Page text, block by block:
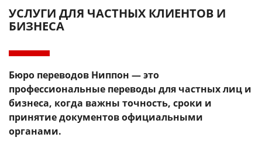
УСЛУГИ ДЛЯ ЧАСТНЫХ КЛИЕНТОВ И
БИЗНЕСА
Бюро переводов Ниппон — это
профессиональные переводы для частных лиц и
бизнеса, когда важны точность, сроки и
принятие документов официальными
органами.